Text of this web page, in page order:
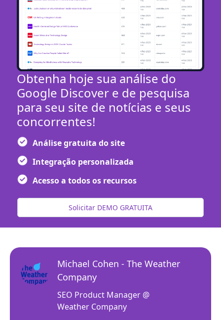
Obtenha hoje sua análise do
Google Discover e de pesquisa
para seu site de notícias e seus
concorrentes!
Análise gratuita do site
Integração personalizada
Acesso a todos os recursos
Solicitar DEMO GRATUITA
Michael Cohen - The Weather
Company
SEO Product Manager @
Weather Company